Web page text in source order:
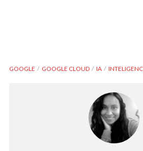
GOOGLE GOOGLE CLOUD IA